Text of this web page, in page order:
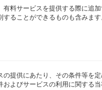
有料サービスを提供する際に追
ることができるものも含みます
の提供にあたり、その条件等を
およびサービスの利用に関する